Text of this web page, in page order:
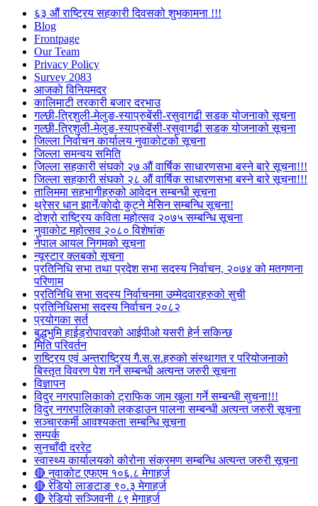
६३ औं राष्ट्रिय सहकारी दिवसको शुभकामना !!!
Blog
Frontpage
Our Team
Privacy Policy
Survey 2083
आजकाे विनियमदर
कालिमाटी तरकारी बजार दरभाउ
गल्छी-त्रिशुली-मेलुङ-स्याप्रुबेंसी-रसुवागढी सडक योजनाको सूचना
गल्छी-त्रिशुली-मेलुङ-स्याप्रुबेंसी-रसुवागढी सडक योजनाको सूचना
जिल्ला निर्वाचन कार्यालय नुवाकोटको सूचना
जिल्ला समन्वय समिति
जिल्ला सहकारी संघको २७ औं वार्षिक साधारणसभा बस्ने बारे सूचना!!!
जिल्ला सहकारी संघको २८ औं वार्षिक साधारणसभा बस्ने बारे सूचना!!!
तालिममा सहभागीहरुको आवेदन सम्बन्धी सूचना
थ्रेसर धान झार्ने/काेदाे कुट्ने मेसिन सम्बन्धि सूचना!
दोश्रो राष्ट्रिय कविता महोत्सव २०७५ सम्बन्धि सूचना
नुवाकोट महोत्सव २०८० विशेषांक
नेपाल आयल निगमको सूचना
न्यूस्टार क्लबको सूचना
प्रतिनिधि सभा तथा प्रदेश सभा सदस्य निर्वाचन, २०७४ को मतगणना
परिणाम
प्रतिनिधि सभा सदस्य निर्वाचनमा उम्मेदवारहरुको सुची
प्रतिनिधिसभा सदस्य निर्वाचन २०८२
प्रयोगका सर्त
बुद्धभुमि हाईड्रोपावरको आईपीओ यसरी हेर्न सकिन्छ
मिति परिवर्तन
राष्ट्रिय एवं अन्तराष्ट्रिय गै.स.स.हरुको संस्थागत र परियोजनाको
बिस्तृत विवरण पेश गर्ने सम्बन्धी अत्यन्त जरुरी सूचना
विज्ञापन
विदुर नगरपालिकाको ट्राफिक जाम खुला गर्ने सम्बन्धी सुचना!!!
विदुर नगरपालिकाको लकडाउन पालना सम्बन्धी अत्यन्त जरुरी सूचना
सञ्चारकर्मी आवश्यकता सम्बन्धि सूचना
सम्पर्क
सुनचाँदी दररेट
स्वास्थ्य कार्यालयको कोरोना संक्रमण सम्बन्धि अत्यन्त जरुरी सूचना
🔴 नुवाकोट एफएम १०६.८ मेगाहर्ज
🔴 रेडियो लाङटाङ ९०.३ मेगाहर्ज
🔴 रेडियो सञ्जिवनी ८९ मेगाहर्ज